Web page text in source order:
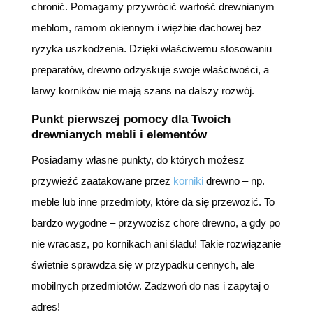
chronić. Pomagamy przywrócić wartość drewnianym
meblom, ramom okiennym i więźbie dachowej bez
ryzyka uszkodzenia. Dzięki właściwemu stosowaniu
preparatów, drewno odzyskuje swoje właściwości, a
larwy korników nie mają szans na dalszy rozwój.
Punkt pierwszej pomocy dla Twoich
drewnianych mebli i elementów
Posiadamy własne punkty, do których możesz
przywieźć zaatakowane przez kornikidrewno – np.
meble lub inne przedmioty, które da się przewozić. To
bardzo wygodne – przywozisz chore drewno, a gdy po
nie wracasz, po kornikach ani śladu! Takie rozwiązanie
świetnie sprawdza się w przypadku cennych, ale
mobilnych przedmiotów. Zadzwoń do nas i zapytaj o
adres!